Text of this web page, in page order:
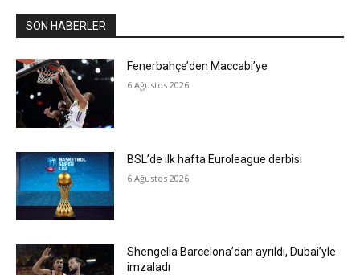
SON HABERLER
Fenerbahçe’den Maccabi’ye
6 Ağustos 2026
BSL’de ilk hafta Euroleague derbisi
6 Ağustos 2026
Shengelia Barcelona’dan ayrıldı, Dubai’yle
imzaladı